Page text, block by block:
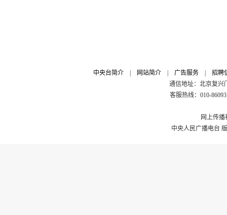
中央台简介 网站简介 广告服务
招聘
通信地址：北京复兴
客服热线：010-
网上传播
中央人民广播电台